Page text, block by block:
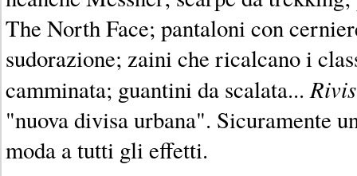
The North Face; pantaloni con
sudorazione; zaini che ricalcano i
camminata; guantini da scalata...
"nuova divisa urbana". Sicuramente
moda a tutti gli effetti.